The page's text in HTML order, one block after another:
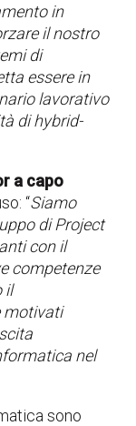
in
il nostro
di
essere in
lavorativo
di hybrid-
a capo
“Siamo
di Project
con il
competenze
il
motivati
nel
sono